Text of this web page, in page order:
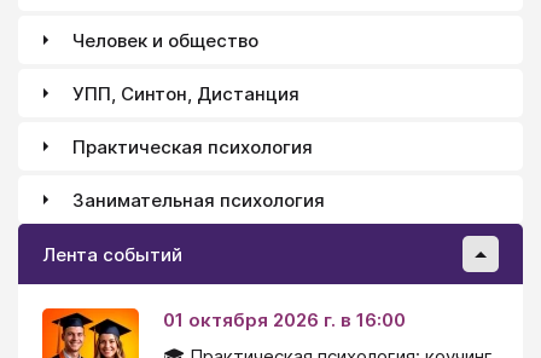
Человек и общество
УПП, Синтон, Дистанция
Практическая психология
Занимательная психология
Лента событий
01 октября 2026 г. в 16:00